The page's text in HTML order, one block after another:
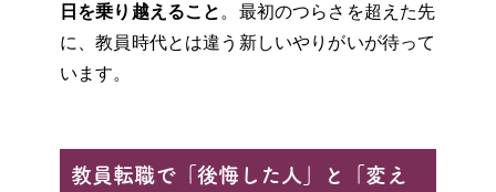
日を乗り越えること 。最初のつらさを超えた先
に、教員時代とは違う新しいやりがいが待って
います。
教員転職で「後悔した人」と「変え